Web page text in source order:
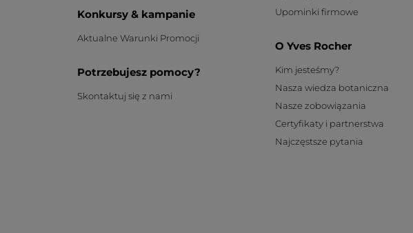
Konkursy & kampanie
Aktualne Warunki Promocji
Potrzebujesz pomocy?
Skontaktuj się z nami
Upominki firmowe
O Yves Rocher
Kim jesteśmy?
Nasza wiedza botaniczna
Nasze zobowiązania
Certyfikaty i partnerstwa
Najczęstsze pytania